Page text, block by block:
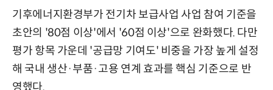
기후에너지환경부가 전기차 보급사업 사업 참여 기준을
초안의 '80점 이상'에서 '60점 이상'으로 완화했다. 다만
평가 항목 가운데 '공급망 기여도' 비중을 가장 높게 설정
해 국내 생산·부품·고용 연계 효과를 핵심 기준으로 반
영했다.